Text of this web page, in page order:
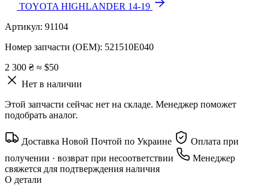
TOYOTA HIGHLANDER 14-19
Артикул: 91104
Номер запчасти (OEM): 521510E040
2 300 ₴ ≈ $50
Нет в наличии
Этой запчасти сейчас нет на складе. Менеджер поможет
подобрать аналог.
Доставка Новой Почтой по Украине
Оплата при
получении · возврат при несоответствии
Менеджер
свяжется для подтверждения наличия
О детали